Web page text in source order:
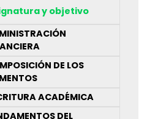
y objetivo
DE LOS
ACADÉMICA
DEL